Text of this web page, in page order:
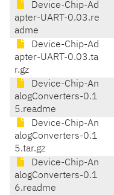
Device-Chip-Ad
apter-UART-0.03.re
adme
Device-Chip-Ad
apter-UART-0.03.ta
r.gz
Device-Chip-An
alogConverters-0.1
5.readme
Device-Chip-An
alogConverters-0.1
5.tar.gz
Device-Chip-An
alogConverters-0.1
6.readme